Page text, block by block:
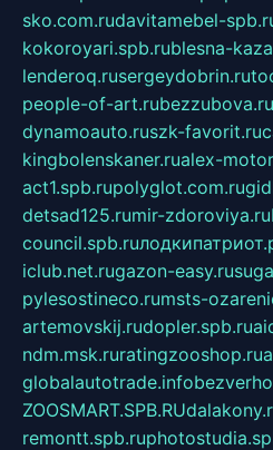
sko.com.rudavitamebel-
kokoroyari.spb.rublesna-
lenderoq.rusergeydobrin.ru
people-of-art.rubezzubova.ru
dynamoauto.ruszk-favorit.ru
kingbolenskaner.rualex-
act1.spb.rupolyglot.com.ru
detsad125.rumir-zdoroviya.ru
council.spb.ru
iclub.net.rugazon-easy.ru
pylesostineco.rumsts-
artemovskij.rudopler.spb.ru
ndm.msk.ruratingzooshop.ru
globalautotrade.info
ZOOSMART.SPB.RU
remontt.spb.ru